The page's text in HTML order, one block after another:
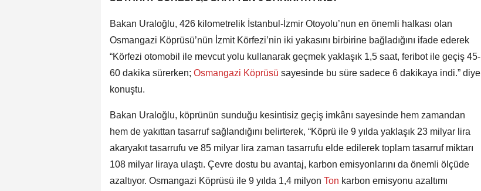
Bakan Uraloğlu, 426 kilometrelik İstanbul-İzmir Otoyolu’nun en önemli halkası olan
Osmangazi Köprüsü’nün İzmit Körfezi’nin iki yakasını birbirine bağladığını ifade ederek
“Körfezi otomobil ile mevcut yolu kullanarak geçmek yaklaşık 1,5 saat, feribot ile geçiş 45-
60 dakika sürerken; Osmangazi Köprüsü sayesinde bu süre sadece 6 dakikaya indi.” diye
konuştu.
Bakan Uraloğlu, köprünün sunduğu kesintisiz geçiş imkânı sayesinde hem zamandan
hem de yakıttan tasarruf sağlandığını belirterek, “Köprü ile 9 yılda yaklaşık 23 milyar lira
akaryakıt tasarrufu ve 85 milyar lira zaman tasarrufu elde edilerek toplam tasarruf miktarı
108 milyar liraya ulaştı. Çevre dostu bu avantaj, karbon emisyonlarını da önemli ölçüde
azaltıyor. Osmangazi Köprüsü ile 9 yılda 1,4 milyon Ton karbon emisyonu azaltımı